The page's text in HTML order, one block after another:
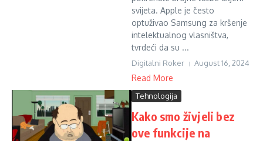
svijeta. Apple je često
optuživao Samsung za kršenje
intelektualnog vlasništva,
tvrdeći da su ...
Digitalni Roker August 16, 2024
Read More
Tehnologija
Kako smo živjeli bez
ove funkcije na